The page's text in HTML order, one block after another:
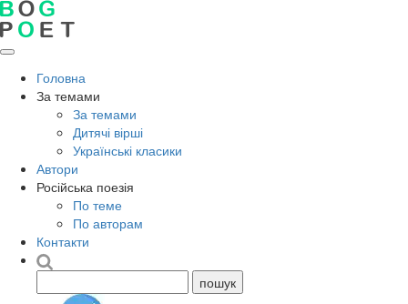
Головна
За темами
За темами
Дитячі вірші
Українські класики
Автори
Російська поезія
По теме
По авторам
Контакти